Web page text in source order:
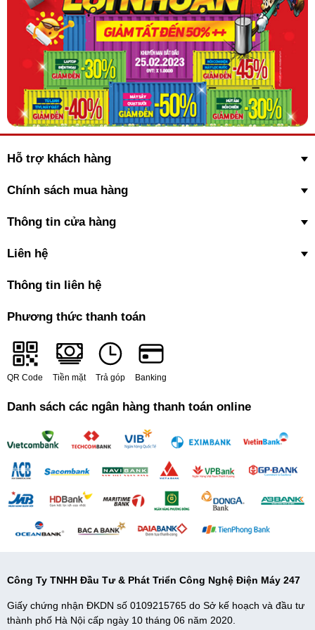
Bạn có thể tham khảo thêm các dòng tủ mát chính hãng được
phân phối bởi Điện máy 247 trực tiếp trên
website:dienmayonline247.com-lapdieuhoa.vn
Hỗ trợ khách hàng
Chính sách mua hàng
Thông tin cửa hàng
Liên hệ
Thông tin liên hệ
Phương thức thanh toán
QR Code Tiền mặt Trả góp Banking
Danh sách các ngân hàng thanh toán online
Công Ty TNHH Đầu Tư & Phát Triển Công Nghệ Điện Máy 247
Giấy chứng nhận ĐKDN số 0109215765 do Sở kế hoạch và đầu tư
thành phố Hà Nội cấp ngày 10 tháng 06 năm 2020.